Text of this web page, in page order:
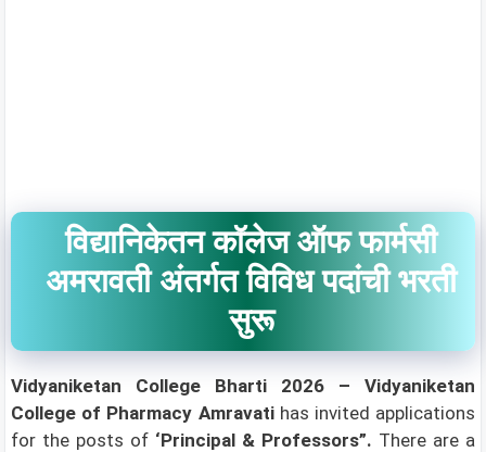
विद्यानिकेतन कॉलेज ऑफ फार्मसी
अमरावती अंतर्गत विविध पदांची भरती
सुरू
Vidyaniketan College Bharti 2026 –
Vidyaniketan
College of Pharmacy Amravatihas invited applications
for the posts of ‘Principal & Professors”. There are a